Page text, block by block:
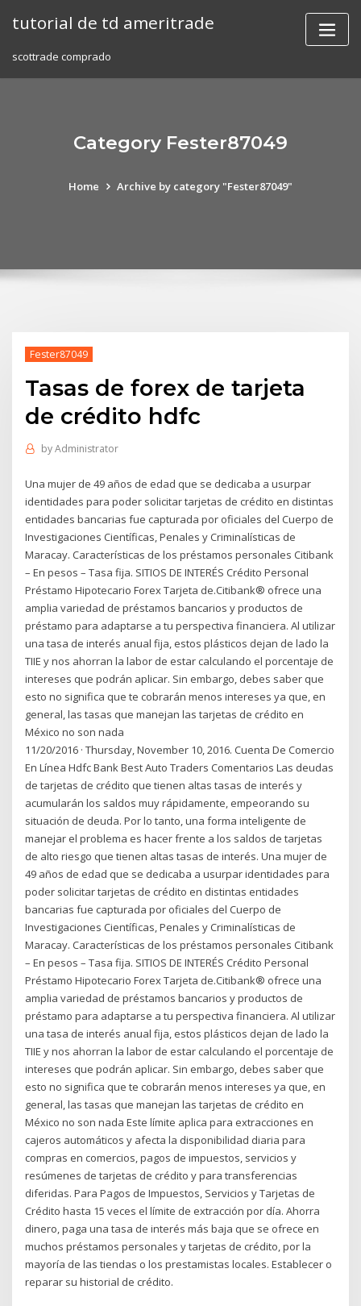
tutorial de td ameritrade
scottrade comprado
Category Fester87049
Home Archive by category "Fester87049"
Fester87049
Tasas de forex de tarjeta
de crédito hdfc
byAdministrator
Una mujer de 49 años de edad que se dedicaba a usurpar
identidades para poder solicitar tarjetas de crédito en distintas
entidades bancarias fue capturada por oficiales del Cuerpo de
Investigaciones Científicas, Penales y Criminalísticas de
Maracay. Características de los préstamos personales Citibank
– En pesos – Tasa fija. SITIOS DE INTERÉS Crédito Personal
Préstamo Hipotecario Forex Tarjeta de.Citibank® ofrece una
amplia variedad de préstamos bancarios y productos de
préstamo para adaptarse a tu perspectiva financiera. Al utilizar
una tasa de interés anual fija, estos plásticos dejan de lado la
TIIE y nos ahorran la labor de estar calculando el porcentaje de
intereses que podrán aplicar. Sin embargo, debes saber que
esto no significa que te cobrarán menos intereses ya que, en
general, las tasas que manejan las tarjetas de crédito en
México no son nada
11/20/2016 · Thursday, November 10, 2016. Cuenta De Comercio
En Línea Hdfc Bank Best Auto Traders Comentarios Las deudas
de tarjetas de crédito que tienen altas tasas de interés y
acumularán los saldos muy rápidamente, empeorando su
situación de deuda. Por lo tanto, una forma inteligente de
manejar el problema es hacer frente a los saldos de tarjetas
de alto riesgo que tienen altas tasas de interés. Una mujer de
49 años de edad que se dedicaba a usurpar identidades para
poder solicitar tarjetas de crédito en distintas entidades
bancarias fue capturada por oficiales del Cuerpo de
Investigaciones Científicas, Penales y Criminalísticas de
Maracay. Características de los préstamos personales Citibank
– En pesos – Tasa fija. SITIOS DE INTERÉS Crédito Personal
Préstamo Hipotecario Forex Tarjeta de.Citibank® ofrece una
amplia variedad de préstamos bancarios y productos de
préstamo para adaptarse a tu perspectiva financiera. Al utilizar
una tasa de interés anual fija, estos plásticos dejan de lado la
TIIE y nos ahorran la labor de estar calculando el porcentaje de
intereses que podrán aplicar. Sin embargo, debes saber que
esto no significa que te cobrarán menos intereses ya que, en
general, las tasas que manejan las tarjetas de crédito en
México no son nada Este límite aplica para extracciones en
cajeros automáticos y afecta la disponibilidad diaria para
compras en comercios, pagos de impuestos, servicios y
resúmenes de tarjetas de crédito y para transferencias
diferidas. Para Pagos de Impuestos, Servicios y Tarjetas de
Crédito hasta 15 veces el límite de extracción por día. Ahorra
dinero, paga una tasa de interés más baja que se ofrece en
muchos préstamos personales y tarjetas de crédito, por la
mayoría de las tiendas o los prestamistas locales. Establecer o
reparar su historial de crédito.